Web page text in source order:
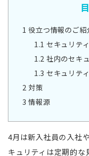
1 役立つ情報のご紹
1.1 セキュリテ
1.2 社内のセキ
1.3 セキュリテ
2 対策
3 情報源
4月は新入社員の入社
キュリティは定期的な